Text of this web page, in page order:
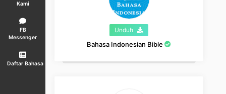
Kami
FB
Messenger
Daftar Bahasa
Unduh
Bahasa Indonesian Bible